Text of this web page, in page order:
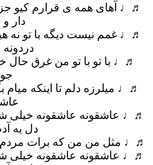
♬♩ آهای همه ی قرارم کیو جز
دار و
♬♩ غمم نیست دیگه با تو نه
♬♩ با تو با تو من غرق حال
♬♩ میلرزه دلم تا اینکه
♬♩ عاشقونه عاشقونه خیلی
دل یه
♬♩ مثل من من که برات مردم
♬♩ عاشقونه عاشقونه خیلی